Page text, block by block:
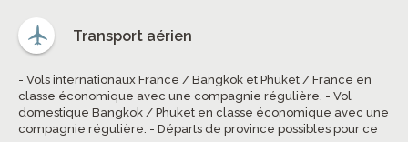
Transport aérien
- Vols internationaux France / Bangkok et Phuket / France en
classe économique avec une compagnie régulière. - Vol
domestique Bangkok / Phuket en classe économique avec une
compagnie régulière. - Départs de province possibles pour ce